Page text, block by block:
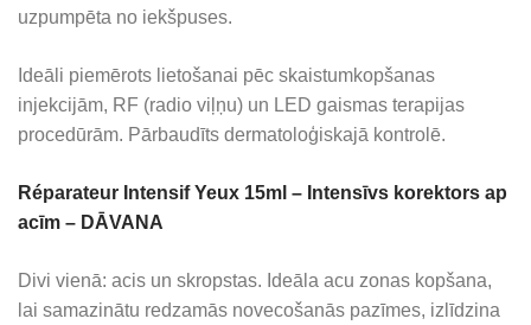
uzpumpēta no iekšpuses.
Ideāli piemērots lietošanai pēc skaistumkopšanas
injekcijām, RF (radio viļņu) un LED gaismas terapijas
procedūrām. Pārbaudīts dermatoloģiskajā kontrolē.
Réparateur Intensif Yeux 15ml – Intensīvs korektors ap
acīm – DĀVANA
Divi vienā: acis un skropstas. Ideāla acu zonas kopšana,
lai samazinātu redzamās novecošanās pazīmes, izlīdzina